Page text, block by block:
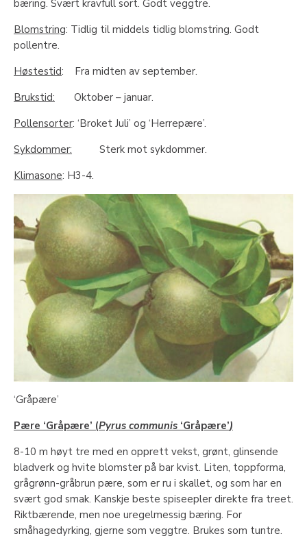
bæring. Svært kravfull sort. Godt veggtre.
Blomstring: Tidlig til middels tidlig blomstring. Godt
pollentre.
Høstestid: Fra midten av september.
Brukstid: Oktober – januar.
Pollensorter: ‘Broket Juli’ og ‘Herrepære’.
Sykdommer: Sterk mot sykdommer.
Klimasone: H3-4.
‘Gråpære’
Pære ‘Gråpære’ (Pyrus communis ‘Gråpære’)
8-10 m høyt tre med en opprett vekst, grønt, glinsende
bladverk og hvite blomster på bar kvist. Liten, toppforma,
grågrønn-gråbrun pære, som er ru i skallet, og som har en
svært god smak. Kanskje beste spiseepler direkte fra treet.
Riktbærende, men noe uregelmessig bæring. For
småhagedyrking, gjerne som veggtre. Brukes som tuntre.